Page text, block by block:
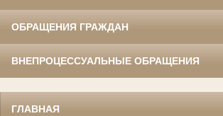
ОБРАЩЕНИЯ ГРАЖДАН
ВНЕПРОЦЕССУАЛЬНЫЕ ОБРАЩЕНИЯ
ГЛАВНАЯ